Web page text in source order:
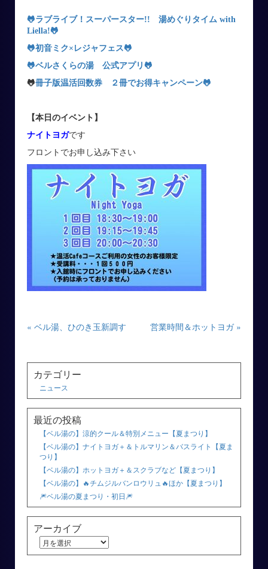
🐸ラブライブ！スーパースター!! 湯めぐりタイム with
Liella!🐸
🐸初音ミク×レジャフェス🐸
🐸ベルさくらの湯 公式アプリ 🐸
🐸冊子版温活回数券 ２冊でお得キャンペーン🐸
【本日のイベント】
ナイトヨガです
フロントでお申し込み下さい
« ベル湯、ひのき玉新調す 営業時間＆ホットヨガ »
カテゴリー
ニュース
最近の投稿
【ベル湯の】涼的クール＆特別メニュー【夏まつり】
【ベル湯の】ナイトヨガ＋＆トルマリン＆バスライト【夏ま
つり】
【ベル湯の】ホットヨガ＋＆スクラブなど【夏まつり】
【ベル湯の】🔥チムジルバンロウリュ🔥ほか【夏まつり】
🎆ベル湯の夏まつり・初日🎆
アーカイブ